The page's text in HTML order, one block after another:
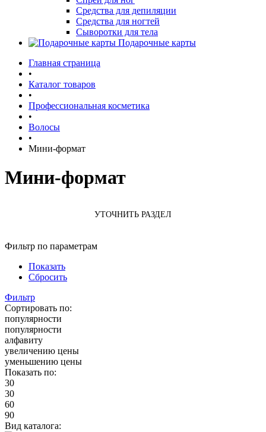
Средства для депиляции
Средства для ногтей
Сыворотки для тела
Подарочные карты
Главная страница
•
Каталог товаров
•
Профессиональная косметика
•
Волосы
•
Мини-формат
Мини-формат
УТОЧНИТЬ РАЗДЕЛ
Фильтр по параметрам
Показать
Сбросить
Фильтр
Сортировать по:
популярности
популярности
алфавиту
увеличению цены
уменьшению цены
Показать по:
30
30
60
90
Вид каталога: